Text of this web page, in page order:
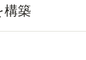
構築